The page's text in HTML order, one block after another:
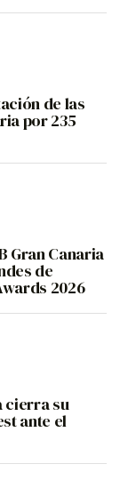
de las
por 235
Gran Canaria
de
2026
cierra su
ante el